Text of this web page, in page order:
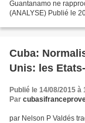
Guantanamo ne
(ANALYSE) Publié le
Cuba:
Unis: les
Publié le 14/08/2015 à
Par
par Nelson P Valdés